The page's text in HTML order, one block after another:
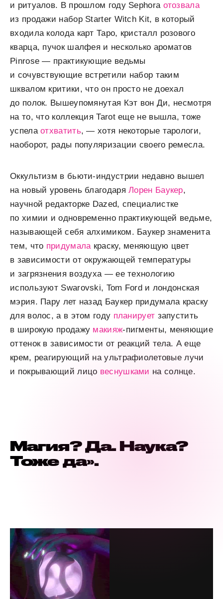
и ритуалов. В прошлом году Sephora отозвала
из продажи набор Starter Witch Kit, в который
входила колода карт Таро, кристалл розового
кварца, пучок шалфея и несколько ароматов
Pinrose — практикующие ведьмы
и сочувствующие встретили набор таким
шквалом критики, что он просто не доехал
до полок. Вышеупомянутая Кэт вон Ди, несмотря
на то, что коллекция Tarot еще не вышла, тоже
успелаотхватить, — хотя некоторые тарологи,
наоборот, рады популяризации своего ремесла.
Оккультизм в бьюти-индустрии недавно вышел
на новый уровень благодаряЛорен Баукер,
научной редакторке Dazed, специалистке
по химии и одновременно практикующей ведьме,
называющей себя алхимиком. Баукер знаменита
тем, что придумалакраску, меняющую цвет
в зависимости от окружающей температуры
и загрязнения воздуха — ее технологию
используют Swarovski, Tom Ford и лондонская
мэрия. Пару лет назад Баукер придумала краску
для волос, а в этом году планирует запустить
в широкую продажу макияж-пигменты, меняющие
оттенок в зависимости от реакций тела. А еще
крем, реагирующий на ультрафиолетовые лучи
и покрывающий лицо веснушками на солнце.
Магия? Да. Наука?
Тоже да».